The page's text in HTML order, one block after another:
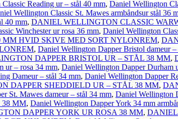
Reading ur – stål 40 mm, Daniel Wellington
Wellington Classic St. Mawes armbåndsur stål 36
40 mm, DANIEL WELLINGTON CLASSIC
Winchester ur rosa 36 mm, Daniel Wellington
HVID SKIVE MED SORT NYLONREM,
, Daniel Wellington Dapper Bristol dameur –
DAPPER BRISTOL UR – STÅL 38 MM,
ur – rosa 34 mm, Daniel Wellington Dapper Durham
Dameur – stål 34 mm, Daniel Wellington Dapper
DAPPER SHEDDIELD UR – STÅL 38 MM,
St. Mawes dameur – stål 34 mm, Daniel Wellington
38 MM, Daniel Wellington Dapper York 34 mm
DAPPER YORK UR ROSA 38 MM, DANIEL